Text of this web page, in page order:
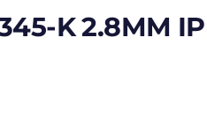
K 2.8MM IP